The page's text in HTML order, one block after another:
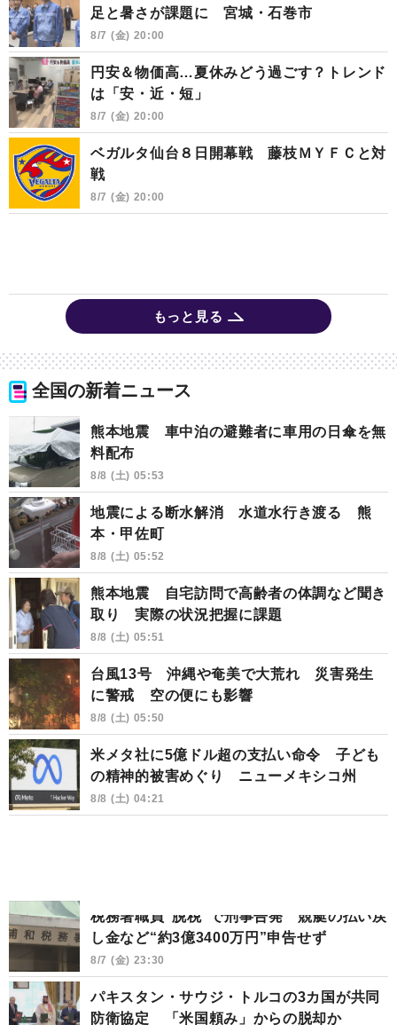
足と暑さが課題に 宮城・石巻市
8/7 (金) 20:00
円安＆物価高…夏休みどう過ごす？トレンド
は「安・近・短」
8/7 (金) 20:00
ベガルタ仙台８日開幕戦 藤枝ＭＹＦＣと対
戦
8/7 (金) 20:00
もっと見る
全国の新着ニュース
熊本地震 車中泊の避難者に車用の日傘を無
料配布
8/8 (土) 05:53
地震による断水解消 水道水行き渡る 熊
本・甲佐町
8/8 (土) 05:52
熊本地震 自宅訪問で高齢者の体調など聞き
取り 実際の状況把握に課題
8/8 (土) 05:51
台風13号 沖縄や奄美で大荒れ 災害発生
に警戒 空の便にも影響
8/8 (土) 05:50
米メタ社に5億ドル超の支払い命令 子ども
の精神的被害めぐり ニューメキシコ州
8/8 (土) 04:21
税務署職員“脱税”で刑事告発 競艇の払い戻
し金など“約3億3400万円”申告せず
8/7 (金) 23:30
パキスタン・サウジ・トルコの3カ国が共同
防衛協定 「米国頼み」からの脱却か